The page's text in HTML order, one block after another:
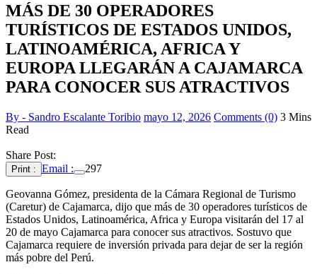
MÁS DE 30 OPERADORES
TURÍSTICOS DE ESTADOS UNIDOS,
LATINOAMÉRICA, AFRICA Y
EUROPA LLEGARÁN A CAJAMARCA
PARA CONOCER SUS ATRACTIVOS
By - Sandro Escalante Toribio mayo 12, 2026 Comments (0) 3 Mins
Read
Share Post:
Print : Email : 297
Geovanna Gómez, presidenta de la Cámara Regional de Turismo
(Caretur) de Cajamarca, dijo que más de 30 operadores turísticos de
Estados Unidos, Latinoamérica, Africa y Europa visitarán del 17 al
20 de mayo Cajamarca para conocer sus atractivos. Sostuvo que
Cajamarca requiere de inversión privada para dejar de ser la región
más pobre del Perú.